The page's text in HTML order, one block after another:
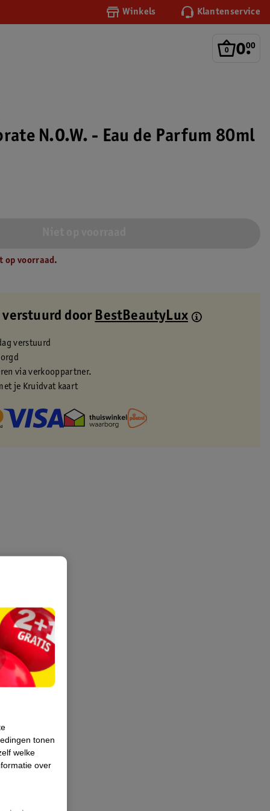
Winkels Klantenservice
0.
00
N.O.W. - Eau de Parfum 80ml
op voorraad.
verstuurd door BestBeautyLux
verstuurd
via verkooppartner.
je Kruidvat kaart
tonen
welke
over